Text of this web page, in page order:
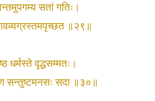
सतां गतिः।
॥२९॥
धर्मस्ते वृद्धसम्मतः।
सन्तुष्टमनसः सदा ॥३०॥